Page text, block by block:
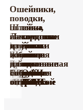
Игрушки
из винила
серии
Happy
Farm
Тактические
ошейники
для
собак
серии
«ПРОФИ»
Ошейники
кожаные
серия
«Де
Люкс»
Поводки
усиленные
капроновые
Груминг
«Марли»
Игрушки
«Марли»
Амуниция
с
мягкой
подкладкой
Принтованная
коллекция
«УРБАН»
Шлейки
нейлоновые
с грудью
«СПОРТ»
Шлейка
с
грудью
для
собак
ПРОФИ
оптом
Ошейники,
поводки,
шлейки,
намордники
для
собак
из
биотана
оптом
Лакомства
из
жил
для
собак
оптом